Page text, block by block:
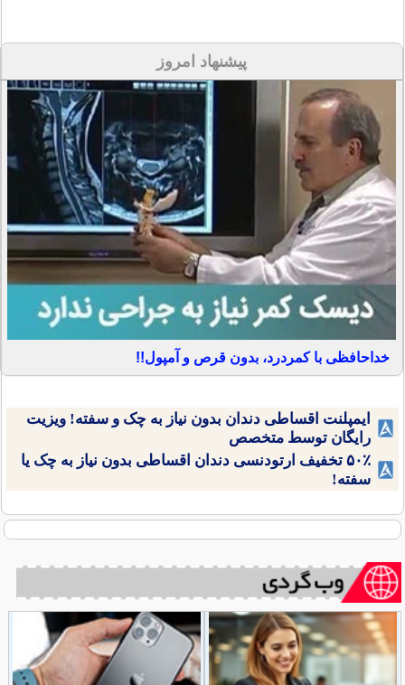
پیشنهاد امروز
خداحافظی با کمردرد، بدون قرص و آمپول!!
ایمپلنت اقساطی دندان بدون نیاز به چک و سفته! ویزیت
رایگان توسط متخصص
۵۰٪ تخفیف ارتودنسی دندان اقساطی بدون نیاز به چک یا
سفته!